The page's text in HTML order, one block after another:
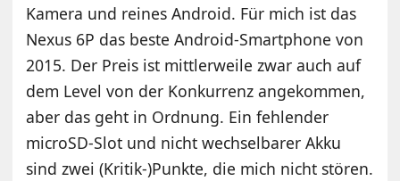
Kamera und reines Android. Für mich ist das
Nexus 6P das beste Android-Smartphone von
2015. Der Preis ist mittlerweile zwar auch auf
dem Level von der Konkurrenz angekommen,
aber das geht in Ordnung. Ein fehlender
microSD-Slot und nicht wechselbarer Akku
sind zwei (Kritik-)Punkte, die mich nicht stören.